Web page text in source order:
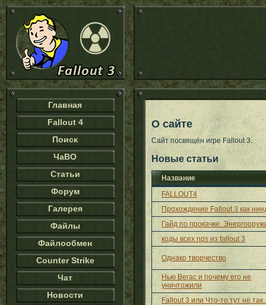
Главная
Fallout 4
Поиск
ЧаВО
Статьи
Форум
Галерея
Файлы
Файлообмен
Counter Strike
Чат
Новости
О сайте
Сайт посвящён игре Fallout 3.
Новые статьи
Название
FALLOUT4
Прохождение Fallout 3 как
Гайд по прокачке.
коды всех nps из fallout 3
Однако творчество
Нью Вегас и почему его не
уничтожили
Fallout 3 или Что-то тут не